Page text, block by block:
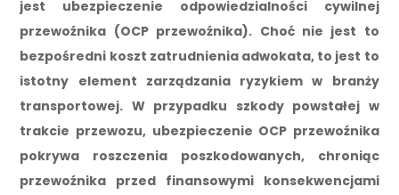
jest ubezpieczenie odpowiedzialności cywilnej
przewoźnika (OCP przewoźnika). Choć nie jest to
bezpośredni koszt zatrudnienia adwokata, to jest to
istotny element zarządzania ryzykiem w branży
transportowej. W przypadku szkody powstałej w
trakcie przewozu, ubezpieczenie OCP przewoźnika
pokrywa roszczenia poszkodowanych, chroniąc
przewoźnika przed finansowymi konsekwencjami